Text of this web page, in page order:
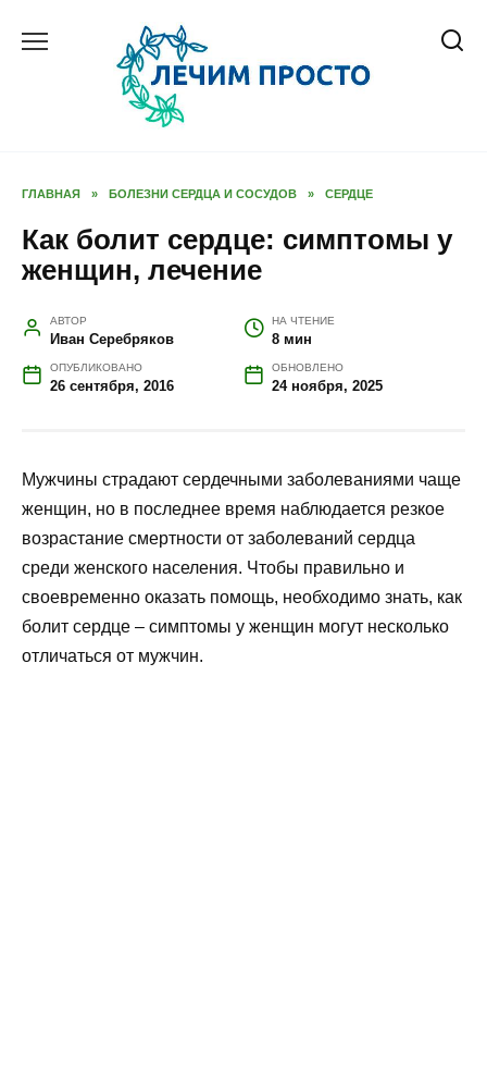
ГЛАВНАЯ » БОЛЕЗНИ СЕРДЦА И СОСУДОВ » СЕРДЦЕ
Как болит сердце: симптомы у
женщин, лечение
АВТОР
Иван Серебряков
НА ЧТЕНИЕ
8 мин
ОПУБЛИКОВАНО
26 сентября, 2016
ОБНОВЛЕНО
24 ноября, 2025
Мужчины страдают сердечными заболеваниями чаще
женщин, но в последнее время наблюдается резкое
возрастание смертности от заболеваний сердца
среди женского населения. Чтобы правильно и
своевременно оказать помощь, необходимо знать, как
болит сердце – симптомы у женщин могут несколько
отличаться от мужчин.